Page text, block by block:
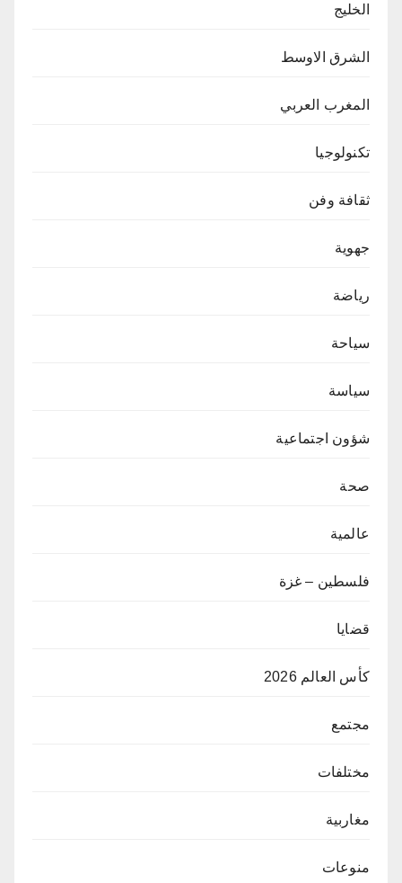
الخليج
الشرق الاوسط
المغرب العربي
تكنولوجيا
ثقافة وفن
جهوية
رياضة
سياحة
سياسة
شؤون اجتماعية
صحة
عالمية
فلسطين – غزة
قضايا
كأس العالم 2026
مجتمع
مختلفات
مغاربية
منوعات